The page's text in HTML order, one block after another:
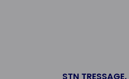
STN TRESSAGE,